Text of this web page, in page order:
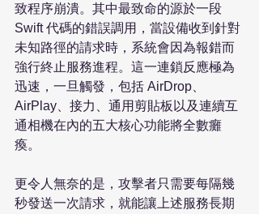
致程序崩潰。其中最致命的源於一段
Swift 代碼的錯誤調用，當設備收到針對
未知路徑的請求時，系統會因為報錯而
強行終止服務進程。這一連鎖反應極為
迅速，一旦觸發，包括 AirDrop、
AirPlay、接力、通用剪貼板以及連續互
通相機在內的五大核心功能將全數癱
瘓。
更令人無奈的是，攻擊者只需要每隔幾
秒發送一次請求，就能讓上述服務長期